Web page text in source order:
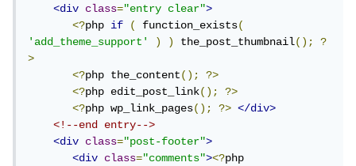
<div
class="entry clear">
<?php if ( function_exists(
'add_theme_support'
) ) the_post_thumbnail();
?
>
<?php the_content();
?>
<?php edit_post_link();
?>
<?php wp_link_pages(); ?>
</div>
<!--end entry-->
<div
class="post-footer">
<div
class="comments"><?php